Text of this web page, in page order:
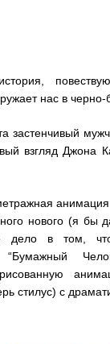
нас в
застенчивый
взгляд Джона
нового (я бы
дело в том,
“Бумажный
рисованную
стилус) с